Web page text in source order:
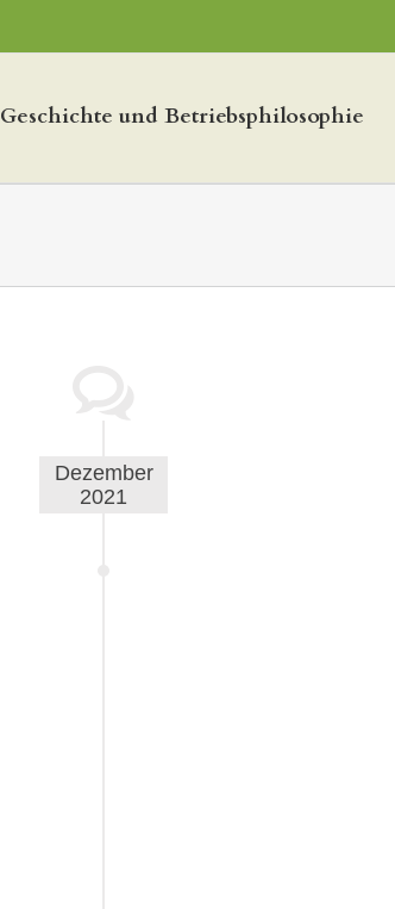
Geschichte und Betriebsphilosophie
Dezember
2021